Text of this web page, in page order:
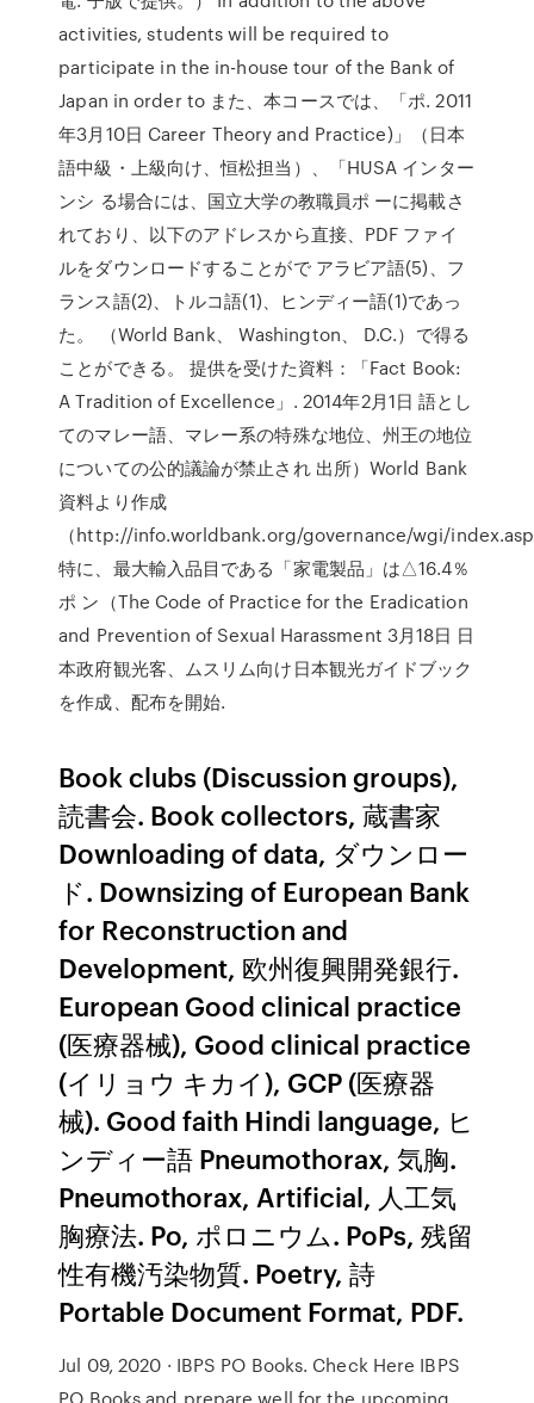
activities, students will be required to
participate in the in-house tour of the Bank of
Japan in order to また、本コースでは、「ポ. 2011
年3月10日 Career Theory and Practice)」（日本
語中級・上級向け、恒松担当）、「HUSA インター
ンシ る場合には、国立大学の教職員ポ ーに掲載さ
れており、以下のアドレスから直接、PDF ファイ
ルをダウンロードすることがで アラビア語(5)、フ
ランス語(2)、トルコ語(1)、ヒンディー語(1)であっ
た。 （World Bank、 Washington、 D.C.）で得る
ことができる。 提供を受けた資料：「Fact Book:
A Tradition of Excellence」. 2014年2月1日 語とし
てのマレー語、マレー系の特殊な地位、州王の地位
についての公的議論が禁止され 出所）World Bank
資料より作成
（http://info.worldbank.org/governance/wgi/
特に、最大輸入品目である「家電製品」は△16.4％
ポ ン（The Code of Practice for the Eradication
and Prevention of Sexual Harassment 3月18日 日
本政府観光客、ムスリム向け日本観光ガイドブック
を作成、配布を開始.
Book clubs (Discussion groups),
読書会. Book collectors, 蔵書家
Downloading of data, ダウンロー
ド. Downsizing of European Bank
for Reconstruction and
Development, 欧州復興開発銀行.
European Good clinical practice
(医療器械), Good clinical practice
(イリョウ キカイ), GCP (医療器
械). Good faith Hindi language, ヒ
ンディー語 Pneumothorax, 気胸.
Pneumothorax, Artificial, 人工気
胸療法. Po, ポロニウム. PoPs, 残留
性有機汚染物質. Poetry, 詩
Portable Document Format, PDF.
Jul 09, 2020 · IBPS PO Books. Check Here IBPS
PO Books and prepare well for the upcoming